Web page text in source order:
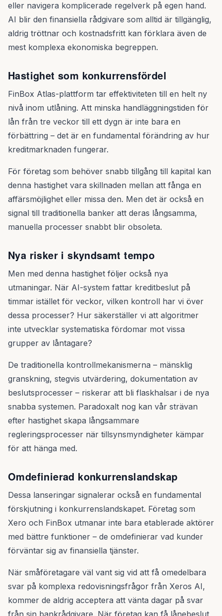
eller navigera komplicerade regelverk på egen hand.
AI blir den finansiella rådgivare som alltid är tillgänglig,
aldrig tröttnar och kostnadsfritt kan förklara även de
mest komplexa ekonomiska begreppen.
Hastighet som konkurrensfördel
FinBox Atlas-plattform tar effektiviteten till en helt ny
nivå inom utlåning. Att minska handläggningstiden för
lån från tre veckor till ett dygn är inte bara en
förbättring – det är en fundamental förändring av hur
kreditmarknaden fungerar.
För företag som behöver snabb tillgång till kapital kan
denna hastighet vara skillnaden mellan att fånga en
affärsmöjlighet eller missa den. Men det är också en
signal till traditionella banker att deras långsamma,
manuella processer snabbt blir obsoleta.
Nya risker i skyndsamt tempo
Men med denna hastighet följer också nya
utmaningar. När AI-system fattar kreditbeslut på
timmar istället för veckor, vilken kontroll har vi över
dessa processer? Hur säkerställer vi att algoritmer
inte utvecklar systematiska fördomar mot vissa
grupper av låntagare?
De traditionella kontrollmekanismerna – mänsklig
granskning, stegvis utvärdering, dokumentation av
beslutsprocesser – riskerar att bli flaskhalsar i de nya
snabba systemen. Paradoxalt nog kan vår strävan
efter hastighet skapa långsammare
regleringsprocesser när tillsynsmyndigheter kämpar
för att hänga med.
Omdefinierad konkurrenslandskap
Dessa lanseringar signalerar också en fundamental
förskjutning i konkurrenslandskapet. Företag som
Xero och FinBox utmanar inte bara etablerade aktörer
med bättre funktioner – de omdefinierar vad kunder
förväntar sig av finansiella tjänster.
När småföretagare väl vant sig vid att få omedelbara
svar på komplexa redovisningsfrågor från Xeros AI,
kommer de aldrig acceptera att vänta dagar på svar
från sin bankrådgivare. När företag kan få lånebeslut